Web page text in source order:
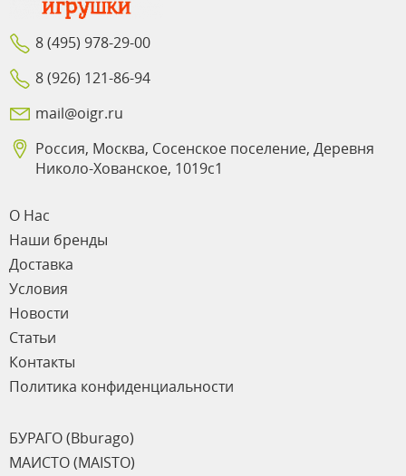
8 (495) 978-29-00
8 (926) 121-86-94
mail@oigr.ru
Россия, Москва, Сосенское поселение, Деревня
Николо-Хованское, 1019с1
О Нас
Наши бренды
Доставка
Условия
Новости
Статьи
Контакты
Политика конфиденциальности
БУРАГО (Bburago)
МАИСТО (MAISTO)